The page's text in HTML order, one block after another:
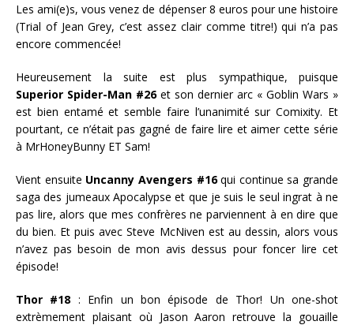
Les ami(e)s, vous venez de dépenser 8 euros pour une histoire
(Trial of Jean Grey, c’est assez clair comme titre!) qui n’a pas
encore commencée!
Heureusement la suite est plus sympathique, puisque
Superior Spider-Man #26et son dernier arc « Goblin Wars »
est bien entamé et semble faire l’unanimité sur Comixity. Et
pourtant, ce n’était pas gagné de faire lire et aimer cette série
à MrHoneyBunny ET Sam!
Vient ensuite Uncanny Avengers #16qui continue sa grande
saga des jumeaux Apocalypse et que je suis le seul ingrat à ne
pas lire, alors que mes confrères ne parviennent à en dire que
du bien. Et puis avec Steve McNiven est au dessin, alors vous
n’avez pas besoin de mon avis dessus pour foncer lire cet
épisode!
Thor #18 : Enfin un bon épisode de Thor! Un one-shot
extrèmement plaisant où Jason Aaron retrouve la gouaille